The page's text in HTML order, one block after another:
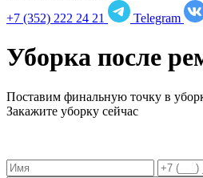
+7 (352) 222 24 21
Telegram
Уборка после
Поставим финальную точку в
Закажите уборку сейчас